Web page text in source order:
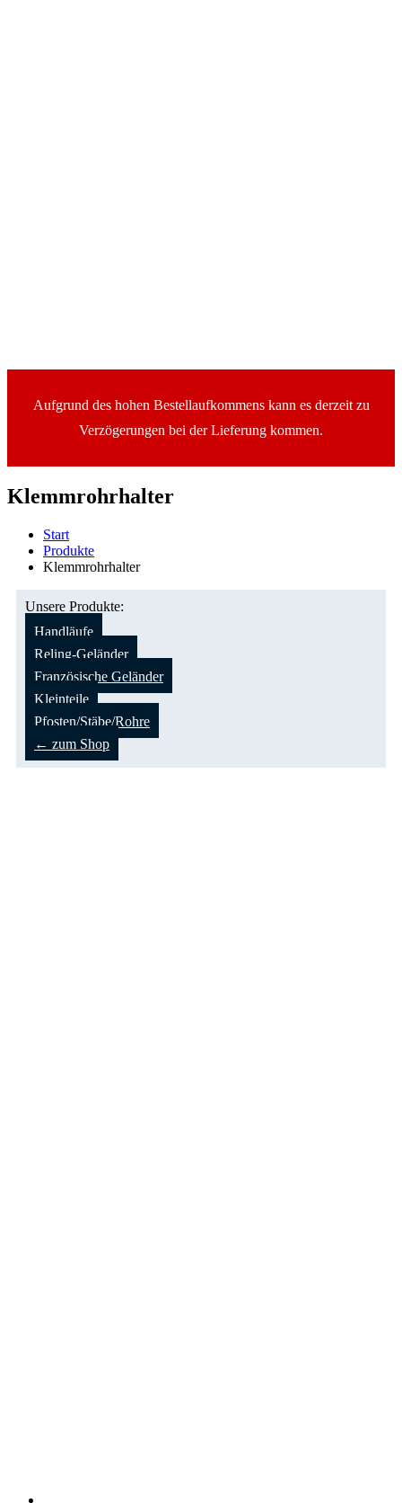
Aufgrund des hohen Bestellaufkommens kann es derzeit zu
Verzögerungen bei der Lieferung kommen.
Klemmrohrhalter
Start
Produkte
Klemmrohrhalter
Unsere Produkte:
Handläufe
Reling-Geländer
Französische Geländer
Kleinteile
Pfosten/Stäbe/Rohre
← zum Shop